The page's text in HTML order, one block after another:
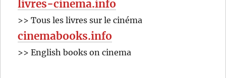
livres-cinema.info
>> Tous les livres sur le cinéma
cinemabooks.info
>> English books on cinema